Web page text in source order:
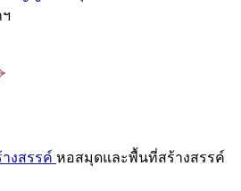
งสรรค์ หอสมุดและพื้นที่สร้างสรรค์